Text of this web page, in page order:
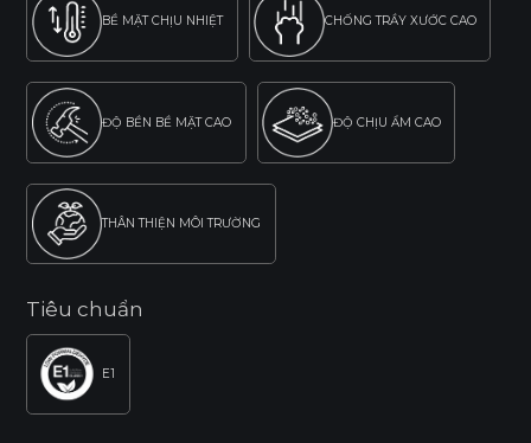
BỀ MẶT CHỊU NHIỆT CHỐNG TRẦY XƯỚC CAO
ĐỘ BỀN BỀ MẶT CAO ĐỘ CHỊU ẨM CAO
THÂN THIỆN MÔI TRƯỜNG
Tiêu chuẩn
E1